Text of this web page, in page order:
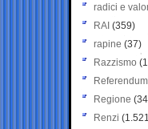
radici e
RAI (359)
rapine (37)
Razzismo
Referendum
Regione
Renzi